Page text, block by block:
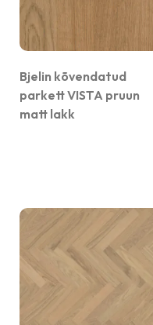
Bjelin kõvendatud
parkett VISTA pruun
matt lakk